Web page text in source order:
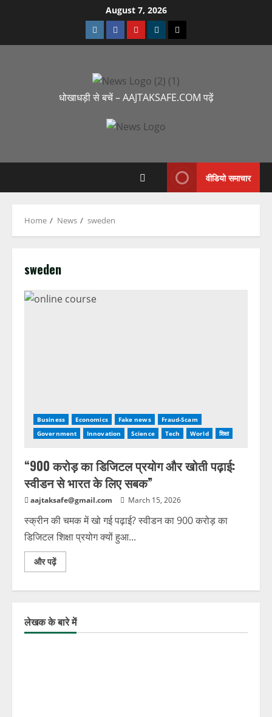
August 7, 2026
धोखाधड़ी से बचें – AAJTAKSAFE.COM पढ़ें
वीडियो समाचार
Home News sweden
sweden
Business Economics Fake news
Fraud-Scam
Government
Innovation Science Tech World शिक्षा
“900 करोड़ का डिजिटल प्रयोग और खोती पढ़ाई:
स्वीडन से भारत के लिए सबक”
aajtaksafe@gmail.com March 15, 2026
स्क्रीन की चमक में खो गई पढ़ाई? स्वीडन का 900 करोड़ का
डिजिटल शिक्षा प्रयोग क्यों हुआ...
और पढ़ें
लेखक के बारे में